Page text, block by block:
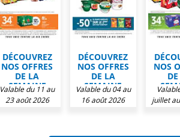
DÉCOUVREZ
NOS OFFRES
DE LA
SEMAINE
CHEZ
INTERMARCHÉ
Valable du 11 au
23 août 2026
DÉCOUVREZ
NOS OFFRES
DE LA
SEMAINE
CHEZ
INTERMARCHÉ
Valable du 04 au
16 août 2026
NOS
juillet